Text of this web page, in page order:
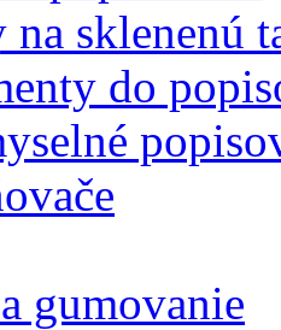
sklenenú
do
gumovanie